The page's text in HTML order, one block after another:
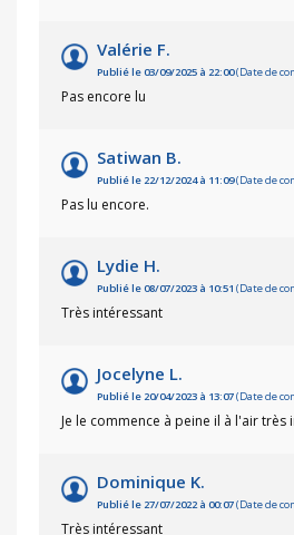
Valérie F.
Publié le 03/09/2025 à 22:00(Date de
Pas encore lu
Satiwan B.
Publié le 22/12/2024 à 11:09(Date de
Pas lu encore.
Lydie H.
Publié le 08/07/2023 à 10:51 (Date de
Très intéressant
Jocelyne L.
Publié le 20/04/2023 à 13:07(Date de
Je le commence à peine il à l'air très
Dominique K.
Publié le 27/07/2022 à 00:07(Date de
Très intéressant